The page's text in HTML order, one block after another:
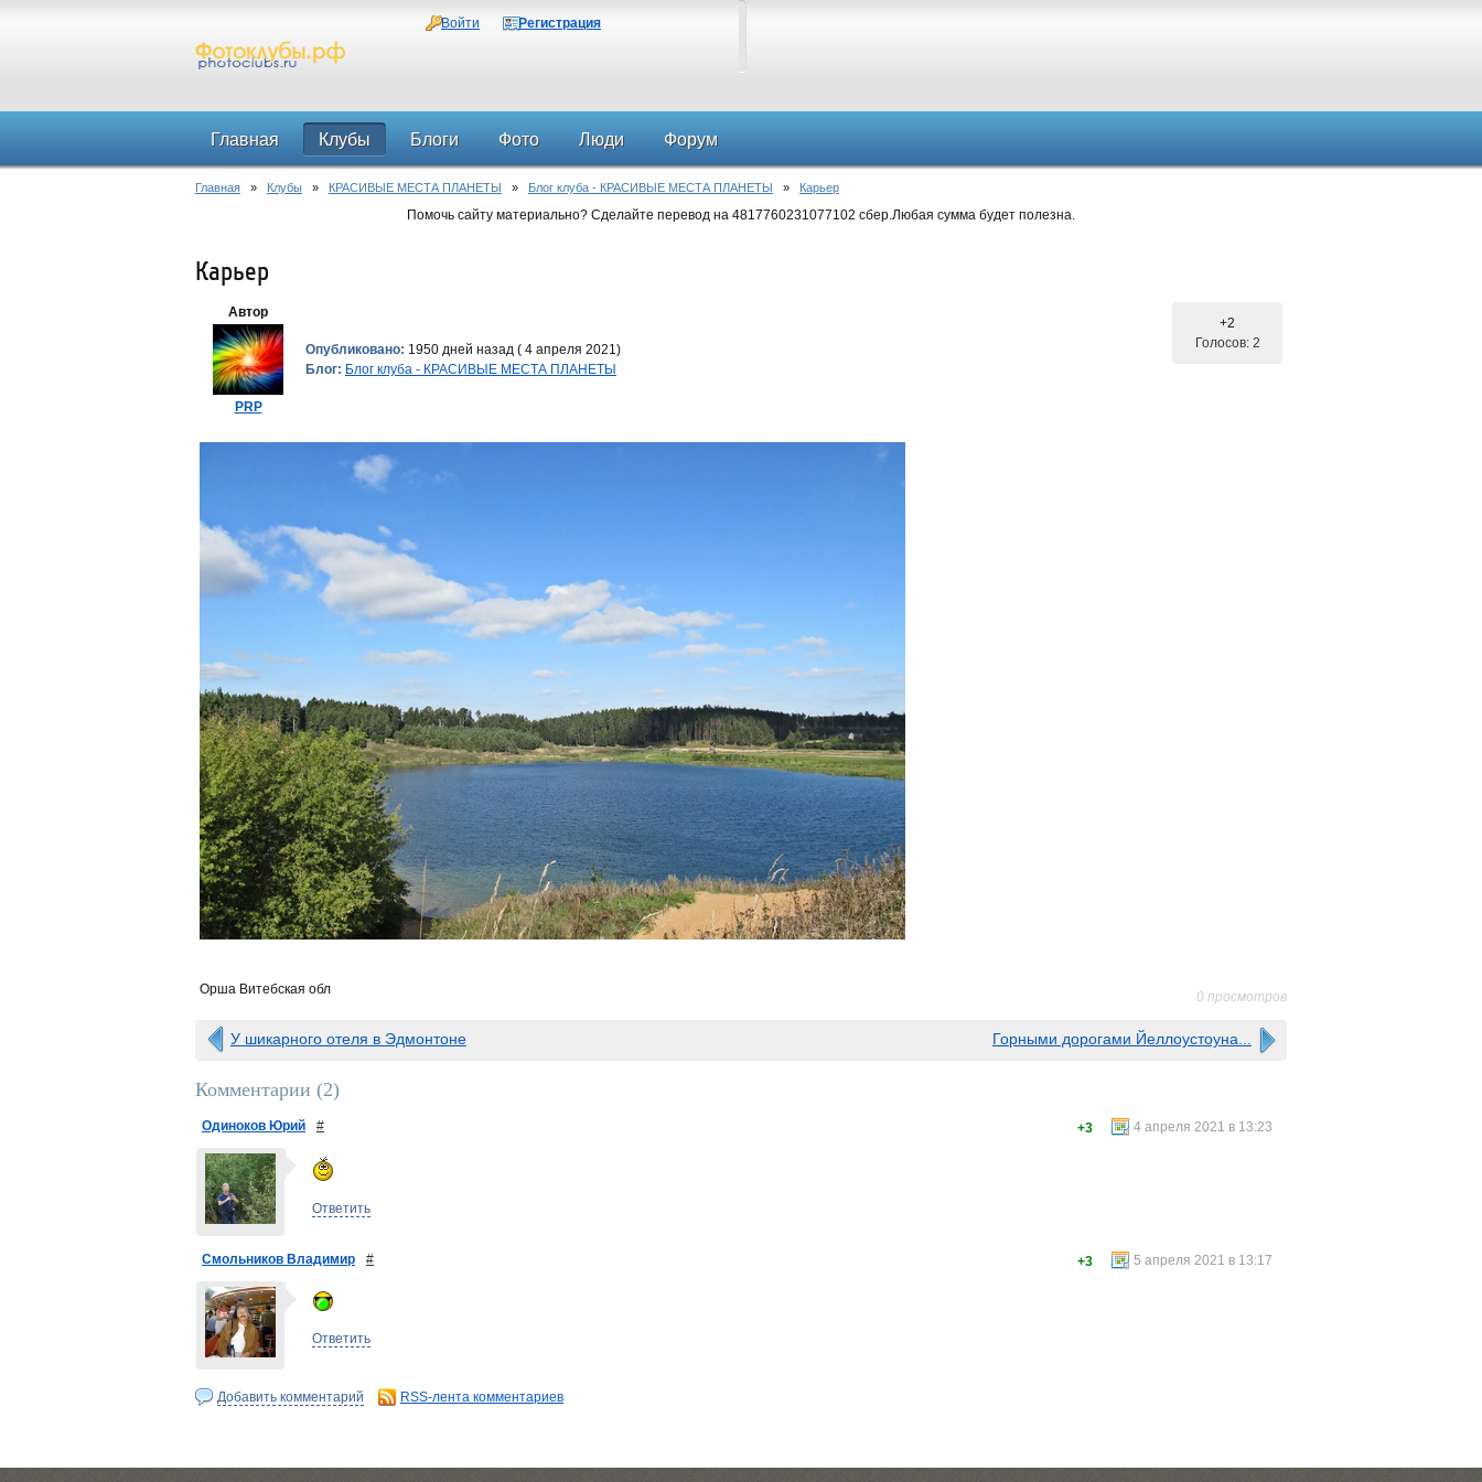
Войти Регистрация
Главная Клубы Блоги Фото Люди Форум
Главная » Клубы » КРАСИВЫЕ МЕСТА ПЛАНЕТЫ » Блог клуба - КРАСИВЫЕ МЕСТА ПЛАНЕТЫ » Карьер
Помочь сайту материально? Сделайте перевод на 4817760231077102 сбер.Любая сумма будет полезна.
Карьер
Автор
PRP
Опубликовано: 1950 дней назад ( 4 апреля 2021)
Блог: Блог клуба - КРАСИВЫЕ МЕСТА ПЛАНЕТЫ
+2
Голосов: 2
Орша Витебская обл 0 просмотров
У шикарного отеля в Эдмонтоне Горными дорогами Йеллоустоуна...
Комментарии (2)
Одиноков Юрий # 4 апреля 2021 в 13:23
+3
Ответить
Смольников Владимир # 5 апреля 2021 в 13:17
+3
Ответить
Добавить комментарий RSS-лента комментариев